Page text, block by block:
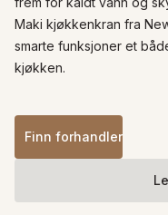
Maki kjøkkenkran fra
smarte funksjoner et
kjøkken.
Finn forhandler